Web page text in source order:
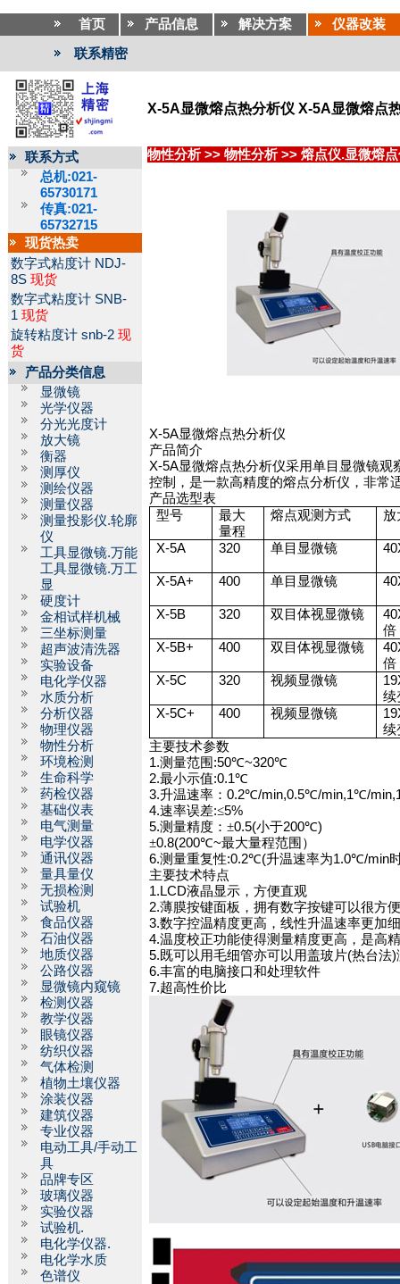
首页 产品信息 解决方案 仪器改装
联系精密
X-5A显微熔点热分析仪 X-5A显微熔点
联系方式
总机:021-
65730171
传真:021-
65732715
现货热卖
数字式粘度计 NDJ-
8S 现货
数字式粘度计 SNB-
1 现货
旋转粘度计 snb-2 现
货
产品分类信息
显微镜
光学仪器
分光光度计
放大镜
衡器
测厚仪
测绘仪器
测量仪器
测量投影仪.轮廓
仪
工具显微镜.万能
工具显微镜.万工
显
硬度计
金相试样机械
三坐标测量
超声波清洗器
实验设备
电化学仪器
水质分析
分析仪器
物理仪器
物性分析
环境检测
生命科学
药检仪器
基础仪表
电气测量
电学仪器
通讯仪器
量具量仪
无损检测
试验机
食品仪器
石油仪器
地质仪器
公路仪器
显微镜内窥镜
检测仪器
教学仪器
眼镜仪器
纺织仪器
气体检测
植物土壤仪器
涂装仪器
建筑仪器
专业仪器
电动工具/手动工
具
品牌专区
玻璃仪器
实验仪器
试验机.
电化学仪器.
电化学水质
色谱仪
物性分析 >> 物性分析 >> 熔点仪.显微熔
X-5A显微熔点热分析仪
产品简介
X-5A显微熔点热分析仪采用单目显微镜
控制，是一款高精度的熔点分析仪，非常
产品选型表
型号
最大
量程
熔点观测方式 放
X-5A 320 单目显微镜
X-5A+ 400 单目显微镜
X-5B 320 双目体视显微镜
倍
X-5B+
400 双目体视显微镜
倍
X-5C
320 视频显微镜
续
X-5C+
400 视频显微镜
续
主要技术参数
1.测量范围 :50℃~320℃
2.最小示值:0.1℃
3.升温速率： 0.2℃/min,0.5℃/min,1℃/
4.速率误差:≤5%
5.测量精度：±0.5(小于200℃)
±0.8(200℃~最大量程范围）
6.测量重复性:0.2℃(升温速率为1.0℃/min
主要技术特点
1.LCD液晶显示，方便直观
2.薄膜按键面板，拥有数字按键可以很方
3.数字控温精度更高，线性升温速率更加
4.温度校正功能使得测量精度更高，是高
5.既可以用毛细管亦可以用盖玻片(热台法)
6.丰富的电脑接口和处理软件
7.超高性价比